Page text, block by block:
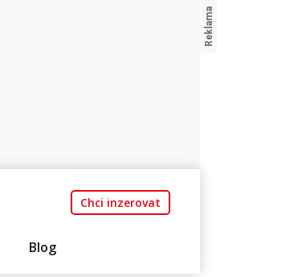
Chci inzerovat
Blog